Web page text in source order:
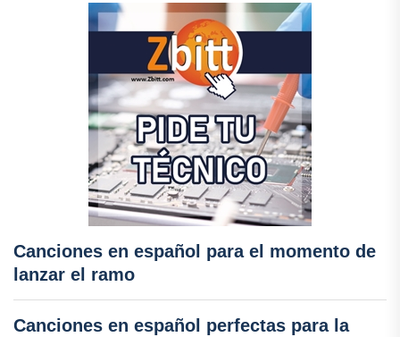
Canciones en español para el momento de
lanzar el ramo
Canciones en español perfectas para la